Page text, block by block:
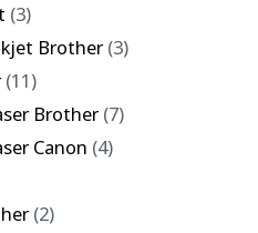
(3)
Brother(3)
(11)
Brother(7)
Canon (4)
(2)